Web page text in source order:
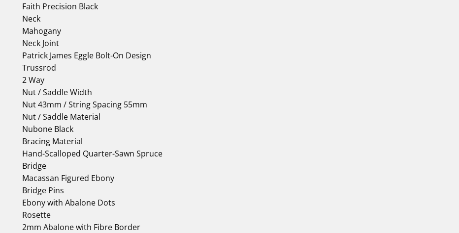
Faith Precision Black
Neck
Mahogany
Neck Joint
Patrick James Eggle Bolt-On Design
Trussrod
2 Way
Nut / Saddle Width
Nut 43mm / String Spacing 55mm
Nut / Saddle Material
Nubone Black
Bracing Material
Hand-Scalloped Quarter-Sawn Spruce
Bridge
Macassan Figured Ebony
Bridge Pins
Ebony with Abalone Dots
Rosette
2mm Abalone with Fibre Border